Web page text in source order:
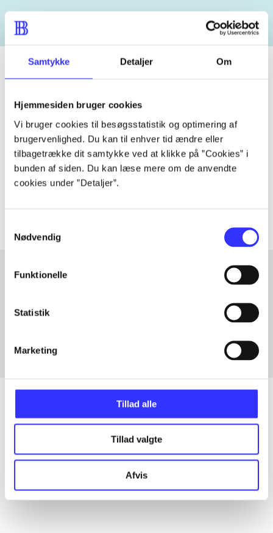
Samtykke Detaljer Om
Hjemmesiden bruger cookies
Vi bruger cookies til besøgsstatistik og optimering af
brugervenlighed. Du kan til enhver tid ændre eller
tilbagetrække dit samtykke ved at klikke på ”Cookies” i
bunden af siden. Du kan læse mere om de anvendte
cookies under ”Detaljer”.
Nødvendig
Funktionelle
Statistik
Marketing
Tillad alle
Tillad valgte
Afvis
Tidsskrift
Artiklen er en del af
lorem ipsum dolor sit amet ...
Tidsskrift
Fra
Alle registrerede artikler fordelt på udgivelser
...